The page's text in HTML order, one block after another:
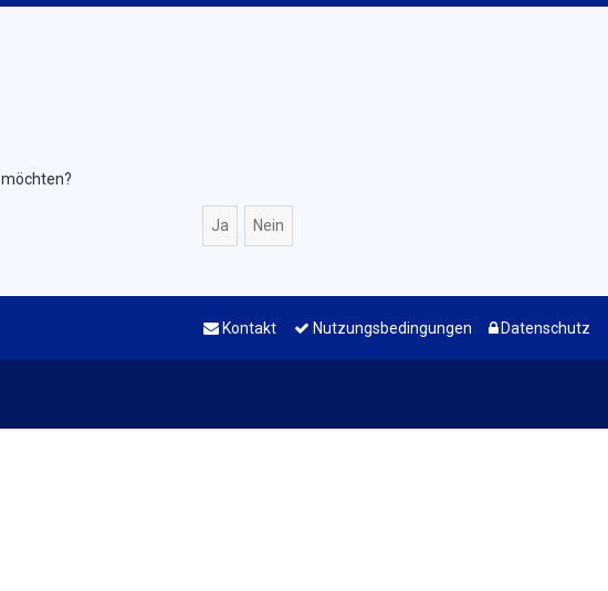
Datenschutz
Nutzungsbedingungen
Kontakt